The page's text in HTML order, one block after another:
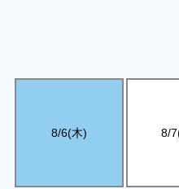
8/6(木) 8/